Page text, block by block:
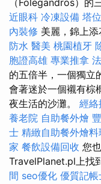
（Folegandros）的
近眼科 冷凍設備 塔位
內裝修 美麗，錦上
防水 醫美 桃園植牙
胞證高雄 專業推拿
的五倍半，一個獨立
會著迷於一個襯有棕
夜生活的沙灘。 經絡
養老院 自助餐外燴
士 精緻自助餐外燴料
家 餐飲設備回收 您
TravelPlanet.pl上找
間 seo優化 優質記